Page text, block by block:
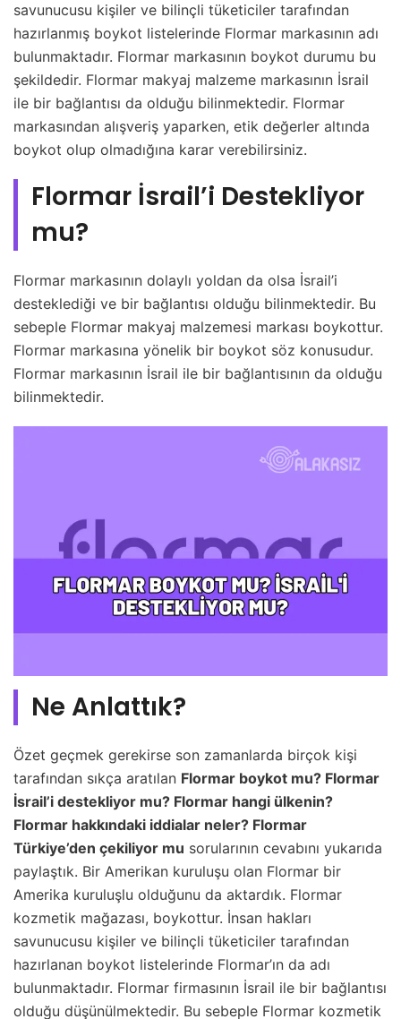
savunucusu kişiler ve bilinçli tüketiciler tarafından
hazırlanmış boykot listelerinde Flormar markasının adı
bulunmaktadır. Flormar markasının boykot durumu bu
şekildedir. Flormar makyaj malzeme markasının İsrail
ile bir bağlantısı da olduğu bilinmektedir. Flormar
markasından alışveriş yaparken, etik değerler altında
boykot olup olmadığına karar verebilirsiniz.
Flormar İsrail’i Destekliyor
mu?
Flormar markasının dolaylı yoldan da olsa İsrail’i
desteklediği ve bir bağlantısı olduğu bilinmektedir. Bu
sebeple Flormar makyaj malzemesi markası boykottur.
Flormar markasına yönelik bir boykot söz konusudur.
Flormar markasının İsrail ile bir bağlantısının da olduğu
bilinmektedir.
Ne Anlattık?
Özet geçmek gerekirse son zamanlarda birçok kişi
tarafından sıkça aratılan Flormar boykot mu? Flormar
İsrail’i destekliyor mu? Flormar hangi ülkenin?
Flormar hakkındaki iddialar neler? Flormar
Türkiye’den çekiliyor mu sorularının cevabını yukarıda
paylaştık. Bir Amerikan kuruluşu olan Flormar bir
Amerika kuruluşlu olduğunu da aktardık. Flormar
kozmetik mağazası, boykottur. İnsan hakları
savunucusu kişiler ve bilinçli tüketiciler tarafından
hazırlanan boykot listelerinde Flormar’ın da adı
bulunmaktadır. Flormar firmasının İsrail ile bir bağlantısı
olduğu düşünülmektedir. Bu sebeple Flormar kozmetik